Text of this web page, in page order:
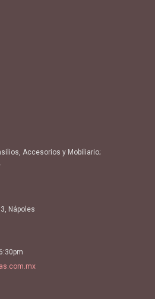
Accesorios y Mobiliario;
Nápoles